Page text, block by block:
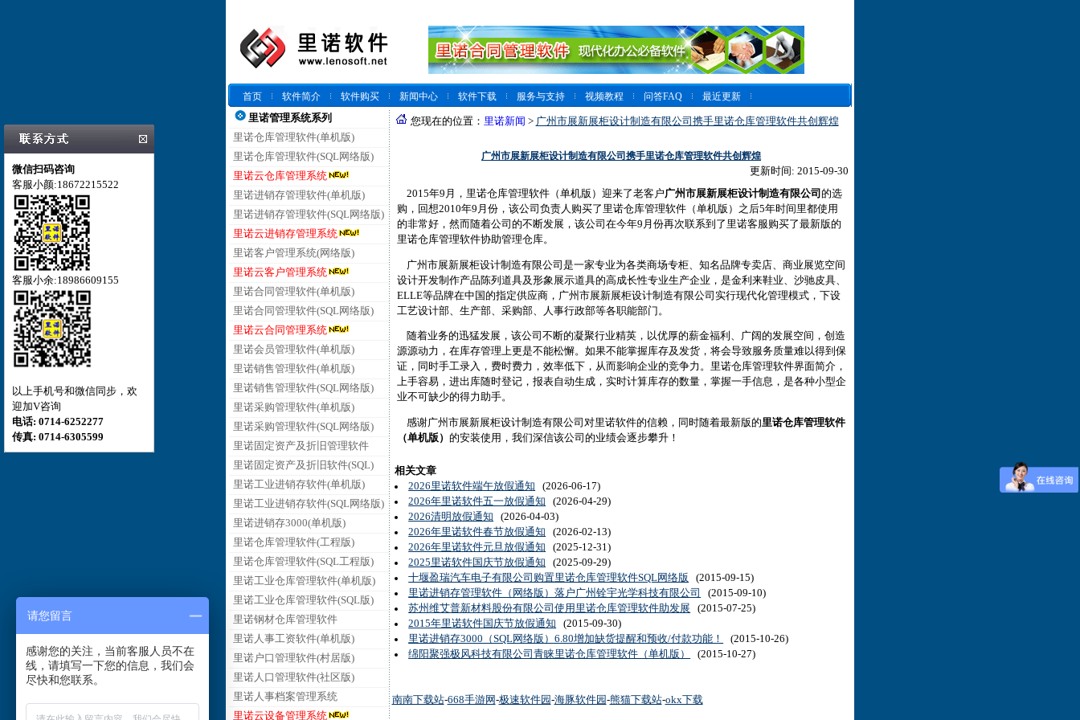
首页 软件简介 软件购买 新闻中心 软件下载 服务与支持 视频教程 问答FAQ
最近更新
里诺管理系统系列
里诺仓库管理软件(单机版)
里诺仓库管理软件(SQL网络版)
里诺云仓库管理系统
里诺进销存管理软件(单机版)
里诺进销存管理软件(SQL网络版)
里诺云进销存管理系统
里诺客户管理系统(网络版)
里诺云客户管理系统
里诺合同管理软件(单机版)
里诺合同管理软件(SQL网络版)
里诺云合同管理系统
里诺会员管理软件(单机版)
里诺销售管理软件(单机版)
里诺销售管理软件(SQL网络版)
里诺采购管理软件(单机版)
里诺采购管理软件(SQL网络版)
里诺固定资产及折旧管理软件
里诺固定资产及折旧软件(SQL)
里诺工业进销存软件(单机版)
里诺工业进销存软件(SQL网络版)
里诺进销存3000(单机版)
里诺仓库管理软件(工程版)
里诺仓库管理软件(SQL工程版)
里诺工业仓库管理软件(单机版)
里诺工业仓库管理软件(SQL版)
里诺钢材仓库管理软件
里诺人事工资软件(单机版)
里诺户口管理软件(村居版)
里诺人口管理软件(社区版)
里诺人事档案管理系统
里诺云设备管理系统
您现在的位置： 里诺新闻 > 广州市展新展柜设计制造有限公司携手里诺仓库管理软件共创辉煌
广州市展新展柜设计制造有限公司携手里诺仓库管理软件共创辉煌
更新时间: 2015-09-30
2015年9月，里诺仓库管理软件（单机版）迎来了老客户广州市展新展柜设计制造有限公司 的选
购，回想2010年9月份，该公司负责人购买了里诺仓库管理软件（单机版）之后5年时间里都使用
的非常好，然而随着公司的不断发展，该公司在今年9月份再次联系到了里诺客服购买了最新版的
里诺仓库管理软件协助管理仓库。
广州市展新展柜设计制造有限公司是一家专业为各类商场专柜、知名品牌专卖店、商业展览空间
设计开发制作产品陈列道具及形象展示道具的高成长性专业生产企业，是金利来鞋业、沙驰皮具、
ELLE等品牌在中国的指定供应商，广州市展新展柜设计制造有限公司实行现代化管理模式，下设
工艺设计部、生产部、采购部、人事行政部等各职能部门。
随着业务的迅猛发展，该公司不断的凝聚行业精英，以优厚的薪金福利、广阔的发展空间，创造
源源动力，在库存管理上更是不能松懈。如果不能掌握库存及发货，将会导致服务质量难以得到保
证，同时手工录入，费时费力，效率低下，从而影响企业的竞争力。里诺仓库管理软件界面简介，
上手容易，进出库随时登记，报表自动生成，实时计算库存的数量，掌握一手信息，是各种小型企
业不可缺少的得力助手。
感谢广州市展新展柜设计制造有限公司对里诺软件的信赖，同时随着最新版的里诺仓库管理软件
（单机版） 的安装使用，我们深信该公司的业绩会逐步攀升！
相关文章
2026里诺软件端午放假通知 (2026-06-17)
2026年里诺软件五一放假通知 (2026-04-29)
2026清明放假通知 (2026-04-03)
2026年里诺软件春节放假通知 (2026-02-13)
2026年里诺软件元旦放假通知 (2025-12-31)
2025里诺软件国庆节放假通知 (2025-09-29)
十堰盈瑞汽车电子有限公司购置里诺仓库管理软件SQL网络版 (2015-09-15)
里诺进销存管理软件（网络版）落户广州铨宇光学科技有限公司
(2015-09-10)
苏州维艾普新材料股份有限公司使用里诺仓库管理软件助发展 (2015-07-25)
2015年里诺软件国庆节放假通知 (2015-09-30)
里诺进销存3000（SQL网络版）6.80增加缺货提醒和预收/付款功能！
(2015-10-26)
绵阳聚强极风科技有限公司青睐里诺仓库管理软件（单机版）
(2015-10-27)
南南下载站-668手游网 -极速软件园 -海豚软件园 -熊猫下载站-okx下载
微信扫码咨询
客服小颜:18672215522
客服小余:18986609155
以上手机号和微信同步，欢
迎加V咨询
电话: 0714-6252277
传真: 0714-6305599
请您留言
感谢您的关注，当前客服人员不在
线，请填写一下您的信息，我们会
尽快和您联系。